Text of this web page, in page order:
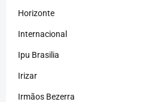
Horizonte
Internacional
Ipu Brasilia
Irizar
Irmãos Bezerra